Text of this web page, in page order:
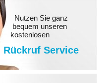
Nutzen Sie ganz
bequem unseren
kostenlosen
Rückruf Service